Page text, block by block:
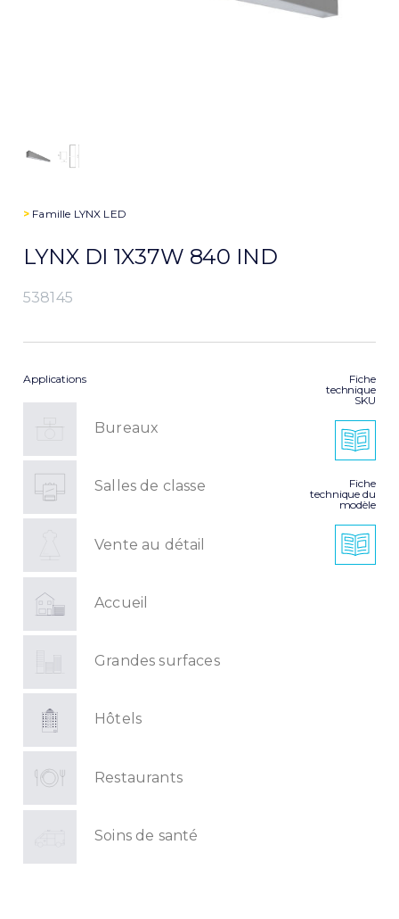
> Famille LYNX LED
LYNX DI 1X37W 840 IND
538145
Applications
Bureaux
Salles de classe
Vente au détail
Accueil
Grandes surfaces
Hôtels
Restaurants
Soins de santé
Fiche
technique
SKU
Fiche
technique du
modèle